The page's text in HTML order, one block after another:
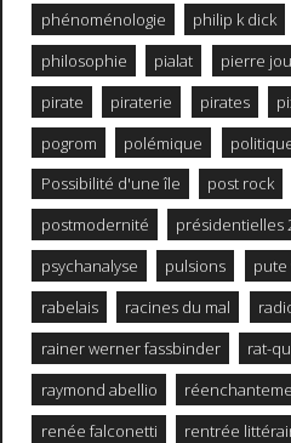
phénoménologie
philip k dick
philosophie
pialat pierre
pirate
piraterie pirates
pogrom
polémique
Possibilité d'une île
post rock
postmodernité
présidentielles
psychanalyse
pulsions pute
rabelais
racines du mal
rainer werner fassbinder
rat-
raymond abellio
renée falconetti
rentrée